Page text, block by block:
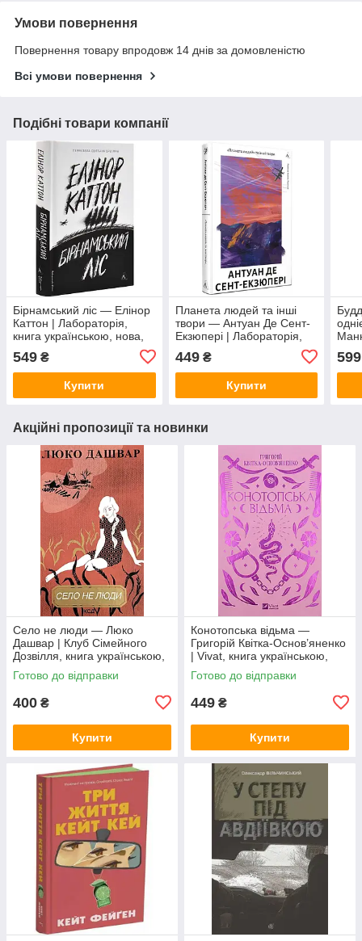
Умови повернення
Повернення товару впродовж 14 днів за домовленістю
Всі умови повернення
Подібні товари компанії
Бірнамський ліс — Елінор
Каттон | Лабораторія,
книга українською, нова,
549 ₴
Купити
Планета людей та інші
твори — Антуан Де Сент-
Екзюпері | Лабораторія,
книга українською, нова,
тверда
449₴
Купити
599
Акційні пропозиції та новинки
Село не люди — Люко
Дашвар | Клуб Сімейного
Дозвілля, книга українською,
нова, тверда
Готово до відправки
400 ₴
Купити
Конотопська відьма —
Григорій Квітка-Основ’яненко
| Vivat, книга українською,
нова, тверда
Готово до відправки
449 ₴
Купити